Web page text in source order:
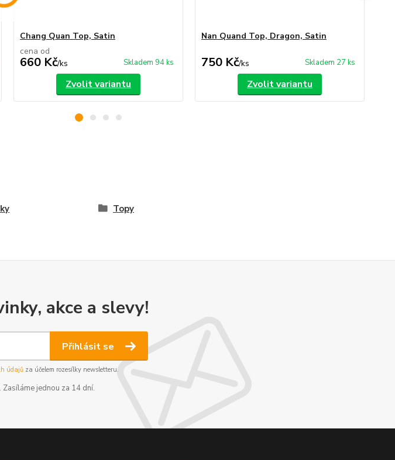
Chang Quan Top, Satin
cena od
660 Kč/ks Skladem 94 ks
Zvolit variantu
Nan Quand Top, Dragon, Satin
750 Kč/ks Skladem 27 ks
Zvolit variantu
Topy
akce a slevy!
Přihlásit se
údajůza účelem rozesílky newsletteru.
jednou za 14 dní.